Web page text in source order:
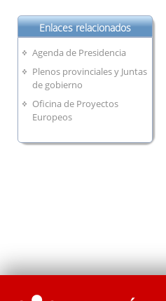
Enlaces relacionados
Agenda de Presidencia
Plenos provinciales y Juntas
de gobierno
Oficina de Proyectos
Europeos